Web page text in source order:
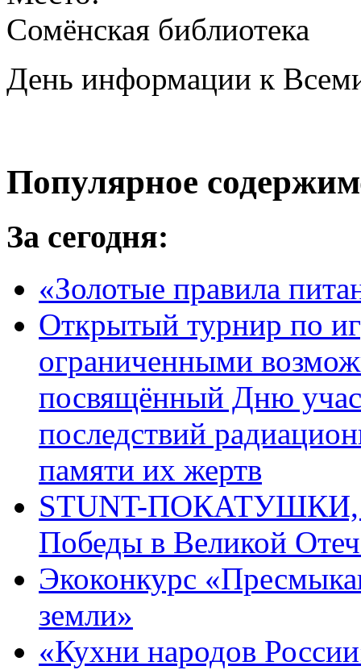
Сомёнская библиотека
День информации к
Популярное
За сегодня:
«Золотые правила
Открытый турнир по
ограниченными
посвящённый Дню
последствий
памяти их жертв
STUNT-ПОКАТУШКИ,
Победы в Великой
Экоконкурс
земли»
«Кухни народов